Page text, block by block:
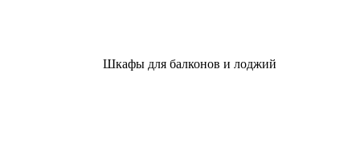
Шкафы для балконов и лоджий